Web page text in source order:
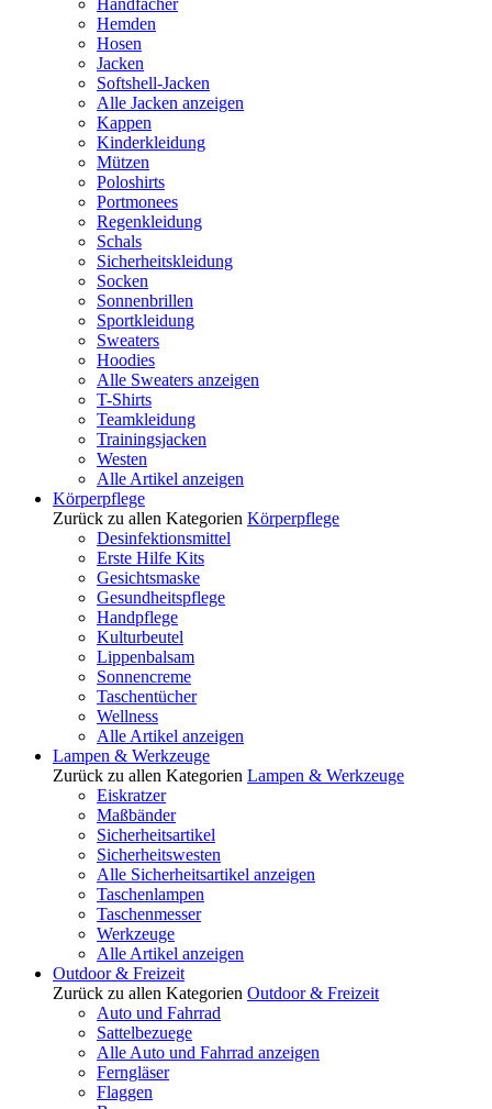
Handfächer
Hemden
Hosen
Jacken
Softshell-Jacken
Alle Jacken anzeigen
Kappen
Kinderkleidung
Mützen
Poloshirts
Portmonees
Regenkleidung
Schals
Sicherheitskleidung
Socken
Sonnenbrillen
Sportkleidung
Sweaters
Hoodies
Alle Sweaters anzeigen
T-Shirts
Teamkleidung
Trainingsjacken
Westen
Alle Artikel anzeigen
Körperpflege
Zurück zu allen Kategorien Körperpflege
Desinfektionsmittel
Erste Hilfe Kits
Gesichtsmaske
Gesundheitspflege
Handpflege
Kulturbeutel
Lippenbalsam
Sonnencreme
Taschentücher
Wellness
Alle Artikel anzeigen
Lampen & Werkzeuge
Zurück zu allen Kategorien Lampen & Werkzeuge
Eiskratzer
Maßbänder
Sicherheitsartikel
Sicherheitswesten
Alle Sicherheitsartikel anzeigen
Taschenlampen
Taschenmesser
Werkzeuge
Alle Artikel anzeigen
Outdoor & Freizeit
Zurück zu allen Kategorien Outdoor & Freizeit
Auto und Fahrrad
Sattelbezuege
Alle Auto und Fahrrad anzeigen
Ferngläser
Flaggen